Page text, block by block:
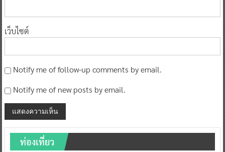
เว็บไซต์
Notify me of follow-up comments by email.
Notify me of new posts by email.
ท่องเที่ยว